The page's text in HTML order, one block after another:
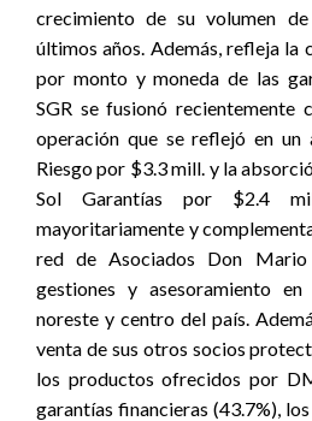
crecimiento de su volumen
últimos años. Además, refleja la
por monto y moneda de las
SGR se fusionó recientemente
operación que se reflejó en un
Riesgo por $3.3 mill. y la
Sol Garantías por $2.4
mayoritariamente y
red de Asociados Don Mario
gestiones y asesoramiento
noreste y centro del país.
venta de sus otros socios
los productos ofrecidos por
garantías financieras (43.7%),